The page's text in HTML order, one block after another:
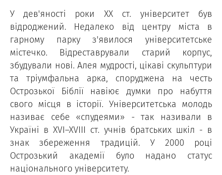
У дев'яності роки ХХ ст. університет був
відроджений. Недалеко від центру міста в
гарному парку з'явилося університетське
містечко. Відреставрували старий корпус,
збудували нові. Алея мудрості, цікаві скульптури
та тріумфальна арка, споруджена на честь
Острозької Біблії навіює думки про набуття
свого місця в історії. Університетська молодь
називає себе «спудеями» - так називали в
Україні в XVI–XVIII ст. учнів братських шкіл - в
знак збереження традицій. У 2000 році
Острозький академії було надано статус
національного університету.